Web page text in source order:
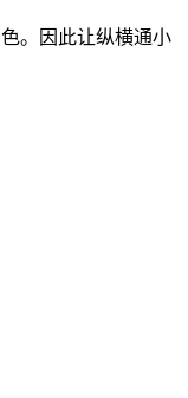
。因此让纵横通小